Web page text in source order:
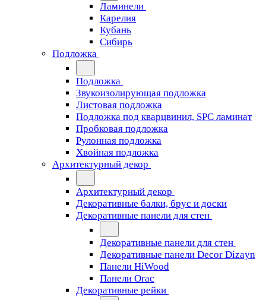
Ламинели
Карелия
Кубань
Сибирь
Подложка
Подложка
Звукоизолирующая подложка
Листовая подложка
Подложка под кварцвинил, SPC ламинат
Пробковая подложка
Рулонная подложка
Хвойная подложка
Архитектурный декор
Архитектурный декор
Декоративные балки, брус и доски
Декоративные панели для стен
Декоративные панели для стен
Декоративные панели Decor Dizayn
Панели HiWood
Панели Orac
Декоративные рейки